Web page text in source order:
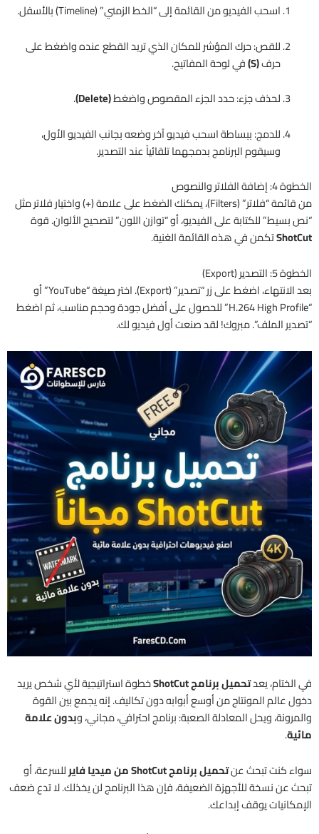
اسحب الفيديو من القائمة إلى “الخط الزمني” (Timeline) بالأسفل.
للقص: حرك المؤشر للمكان الذي تريد القطع عنده واضغط على
حرف(S) في لوحة المفاتيح.
لحذف جزء: حدد الجزء المقصوص واضغط(Delete)
.
للدمج: ببساطة اسحب فيديو آخر وضعه بجانب الفيديو الأول،
وسيقوم البرنامج بدمجهما تلقائياً عند التصدير.
الخطوة 4: إضافة الفلاتر والنصوص
من قائمة “فلاتر” (Filters)، يمكنك الضغط على علامة (+) واختيار فلاتر مثل
“نص بسيط” للكتابة على الفيديو، أو “توازن اللون” لتصحيح الألوان. قوة
ShotCutتكمن في هذه القائمة الغنية.
الخطوة 5: التصدير (Export)
بعد الانتهاء، اضغط على زر “تصدير” (Export). اختر صيغة “YouTube” أو
“H.264 High Profile” للحصول على أفضل جودة وحجم مناسب، ثم اضغط
“تصدير الملف”. مبروك! لقد صنعت أول فيديو لك.
في الختام، يعدتحميل برنامج ShotCut
خطوة استراتيجية لأي شخص يريد
دخول عالم المونتاج من أوسع أبوابه دون تكاليف. إنه يجمع بين القوة
والمرونة، ويحل المعادلة الصعبة: برنامج احترافي، مجاني، وبدون علامة
مائية.
سواء كنت تبحث عنتحميل برنامج ShotCut من ميديا فاير
للسرعة، أو
تبحث عن نسخة للأجهزة الضعيفة، فإن هذا البرنامج لن يخذلك. لا تدع ضعف
الإمكانيات يوقف إبداعك.